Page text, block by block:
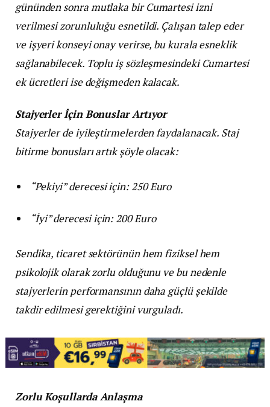
gününden sonra mutlaka bir Cumartesi izni
verilmesi zorunluluğu esnetildi. Çalışan talep eder
ve işyeri konseyi onay verirse, bu kurala esneklik
sağlanabilecek. Toplu iş sözleşmesindeki Cumartesi
ek ücretleri ise değişmeden kalacak.
Stajyerler İçin Bonuslar Artıyor
Stajyerler de iyileştirmelerden faydalanacak. Staj
bitirme bonusları artık şöyle olacak:
“Pekiyi” derecesi için: 250 Euro
“İyi” derecesi için: 200 Euro
Sendika, ticaret sektörünün hem fiziksel hem
psikolojik olarak zorlu olduğunu ve bu nedenle
stajyerlerin performansının daha güçlü şekilde
takdir edilmesi gerektiğini vurguladı.
Zorlu Koşullarda Anlaşma